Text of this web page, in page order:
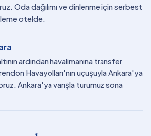
Oda dağılımı ve dinlenme için serbest
otelde.
ardından havalimanına transfer
Havayolları'nın uçuşuyla Ankara'ya
Ankara'ya varışla turumuz sona